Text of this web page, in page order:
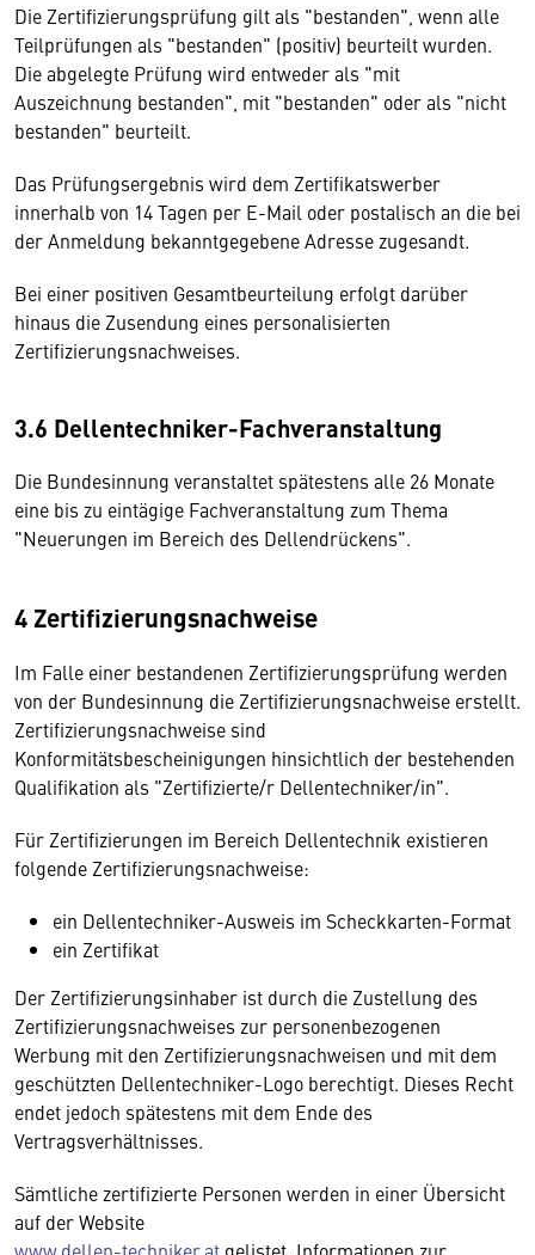
Die Zertifizierungsprüfung gilt als "bestanden", wenn alle
Teilprüfungen als "bestanden" (positiv) beurteilt wurden.
Die abgelegte Prüfung wird entweder als "mit
Auszeichnung bestanden", mit "bestanden" oder als "nicht
bestanden" beurteilt.
Das Prüfungsergebnis wird dem Zertifikatswerber
innerhalb von 14 Tagen per E-Mail oder postalisch an die bei
der Anmeldung bekanntgegebene Adresse zugesandt.
Bei einer positiven Gesamtbeurteilung erfolgt darüber
hinaus die Zusendung eines personalisierten
Zertifizierungsnachweises.
3.6 Dellentechniker-Fachveranstaltung
Die Bundesinnung veranstaltet spätestens alle 26 Monate
eine bis zu eintägige Fachveranstaltung zum Thema
"Neuerungen im Bereich des Dellendrückens".
4 Zertifizierungsnachweise
Im Falle einer bestandenen Zertifizierungsprüfung werden
von der Bundesinnung die Zertifizierungsnachweise erstellt.
Zertifizierungsnachweise sind
Konformitätsbescheinigungen hinsichtlich der bestehenden
Qualifikation als "Zertifizierte/r Dellentechniker/in".
Für Zertifizierungen im Bereich Dellentechnik existieren
folgende Zertifizierungsnachweise:
ein Dellentechniker-Ausweis im Scheckkarten-Format
ein Zertifikat
Der Zertifizierungsinhaber ist durch die Zustellung des
Zertifizierungsnachweises zur personenbezogenen
Werbung mit den Zertifizierungsnachweisen und mit dem
geschützten Dellentechniker-Logo berechtigt. Dieses Recht
endet jedoch spätestens mit dem Ende des
Vertragsverhältnisses.
Sämtliche zertifizierte Personen werden in einer Übersicht
auf der Website